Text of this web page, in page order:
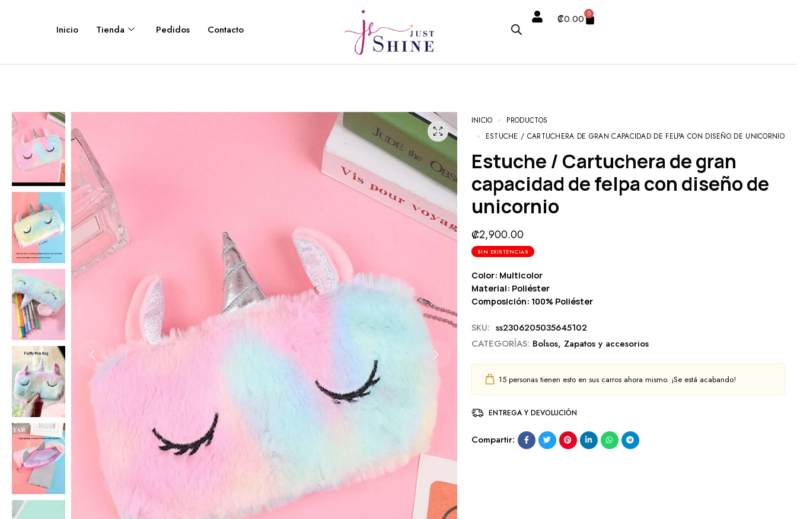
Inicio Tienda Pedidos Contacto
₡0.00 0
INICIO
PRODUCTOS
ESTUCHE / CARTUCHERA DE GRAN CAPACIDAD DE FELPA CON DISEÑO DE UNICORNIO
Estuche / Cartuchera de gran
capacidad de felpa con diseño de
unicornio
₡2,900.00
SIN EXISTENCIAS
Color: Multicolor
Material: Poliéster
Composición: 100% Poliéster
SKU: ss2306205035645102
CATEGORÍAS: Bolsos, Zapatos y accesorios
15personas tienen esto en sus carros ahora mismo. ¡Se está acabando!
ENTREGA Y DEVOLUCIÓN
Compartir: